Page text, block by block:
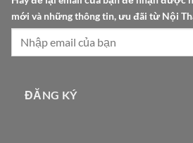
ậ
mới và những thông tin, ưu đãi từ Nội
ĐĂNG KÝ